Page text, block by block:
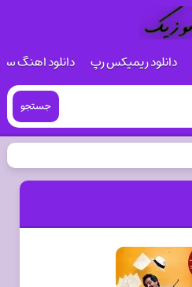
دانلود ریمیکس رپ دانلود اهنگ
جستجو